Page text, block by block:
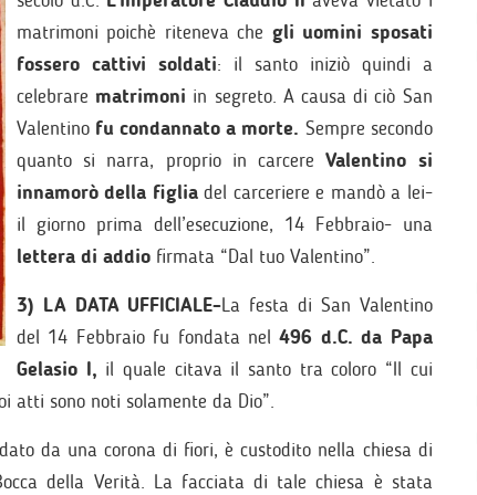
matrimoni poichè riteneva che gli uomini sposati
fossero cattivi soldati: il santo iniziò quindi a
celebrarematrimoni in segreto. A causa di ciò San
Valentino fu condannato a morte. Sempre secondo
quanto si narra, proprio in carcereValentino si
innamorò della figliadel carceriere e mandò a lei-
il giorno prima dell’esecuzione, 14 Febbraio- una
lettera di addio firmata “Dal tuo Valentino”.
3) LA DATA UFFICIALE-La festa di San Valentino
del 14 Febbraio fu fondata nel 496 d.C. da Papa
Gelasio I, il quale citava il santo tra coloro “Il cui
atti sono noti solamente da Dio”.
da una corona di fiori, è custodito nella chiesa di
della Verità. La facciata di tale chiesa è stata